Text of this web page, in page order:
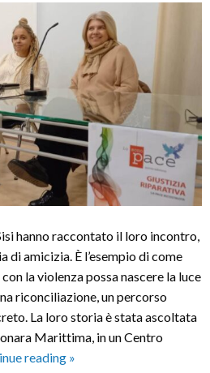
hanno raccontato il loro incontro,
di amicizia. È l’esempio di come
la violenza possa nascere la luce
riconciliazione, un percorso
La loro storia è stata ascoltata
Marittima, in un Centro
reading Ricostruire
»